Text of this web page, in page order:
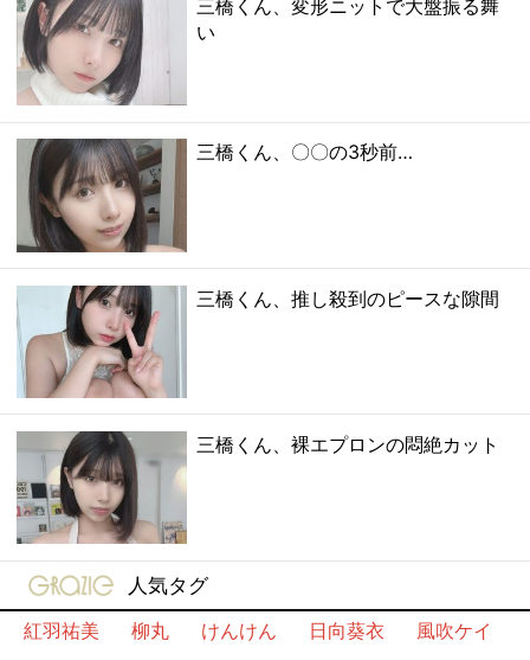
三橋くん、変形ニットで大盤振る舞
い
三橋くん、〇〇の3秒前…
三橋くん、推し殺到のピースな隙間
三橋くん、裸エプロンの悶絶カット
gravure-grazie
人気タグ
紅羽祐美
柳丸 けんけん 日向葵衣
風吹ケイ